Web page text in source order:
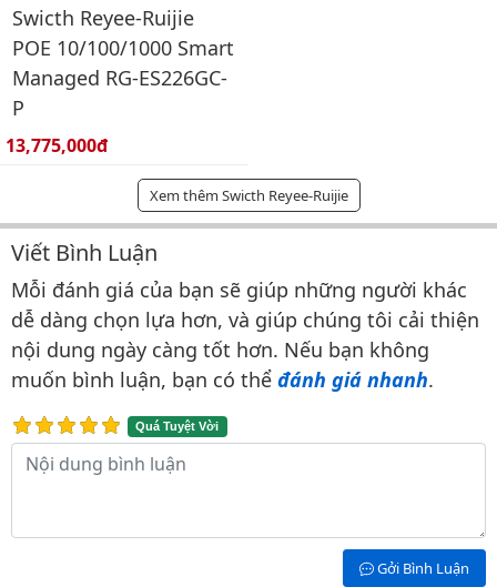
Swicth Reyee-Ruijie
POE 10/100/1000 Smart
Managed RG-ES226GC-
P
Giá bán:
13,775,000đ
Xem thêm Swicth Reyee-Ruijie
Bình luận & Đánh giá
Viết Bình Luận
Mỗi đánh giá của bạn sẽ giúp những người khác
dễ dàng chọn lựa hơn, và giúp chúng tôi cải thiện
nội dung ngày càng tốt hơn. Nếu bạn không
muốn bình luận, bạn có thể đánh giá nhanh.
Quá Tuyệt Vời
Nội dung bình luận
Gởi Bình Luận